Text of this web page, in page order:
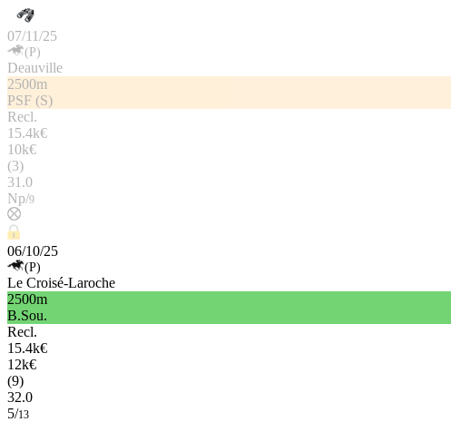
07/11/25
(P)
Deauville
2500m
PSF (S)
Recl.
15.4k€
10k€
(3)
31.0
Np/9
06/10/25
(P)
Le Croisé-Laroche
2500m
B.Sou.
Recl.
15.4k€
12k€
(9)
32.0
5/13